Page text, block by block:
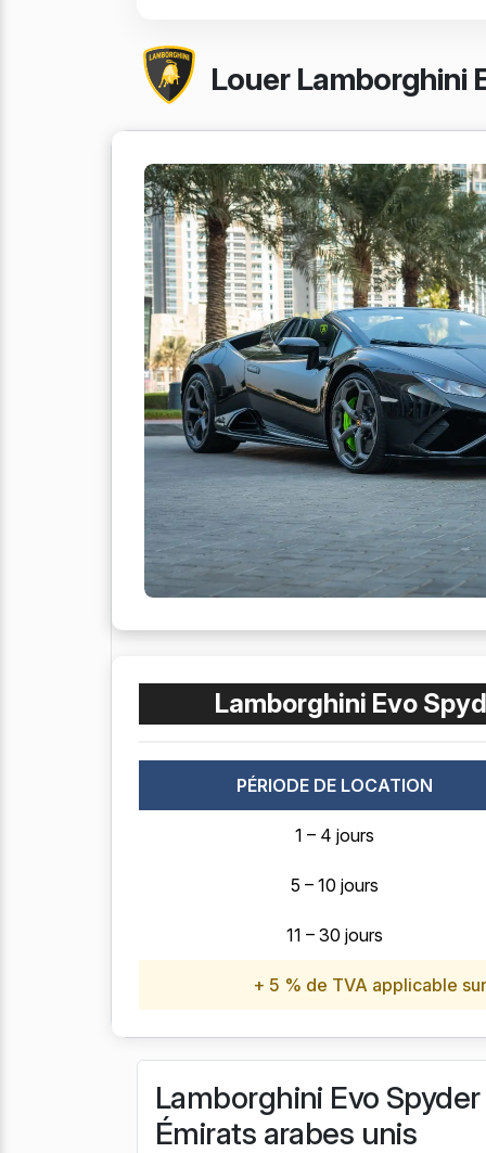
Louer Lamborghini
Lamborghini Evo
PÉRIODE DE LOCATION
1 – 4 jours
5 – 10 jours
11 – 30 jours
+ 5 % de TVA applicable
Lamborghini Evo
Émirats arabes unis